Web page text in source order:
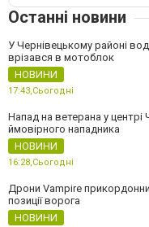
Останні новини
У Чернівецькому районі
врізався в мотоблок
НОВИНИ
17:43, Сьогодні
Напад на ветерана у центрі
ймовірного нападника
НОВИНИ
16:28, Сьогодні
Дрони Vampire
позиції ворога
НОВИНИ